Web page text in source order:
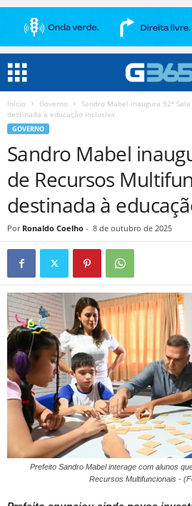
Início Governo
Sandro Mabel inaugura 92ª
destinada à educação inclusiva
GOVERNO
Sandro Mabel
de Recursos
destinada à
Por Ronaldo Coelho - 8 de outubro de 2025
Prefeito Sandro Mabel interage com alunos
Recursos Multifuncionais -